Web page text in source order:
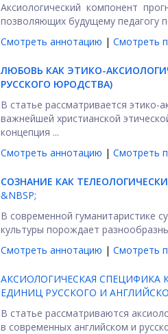
Аксиологический компонент
позволяющих будущему педагогу
Смотреть аннотацию | Смотреть
ЛЮБОВЬ КАК ЭТИКО-
РУССКОГО ЮРОДСТВА)
В статье рассматривается этико-
важнейшей христианской
концепция ...
Смотреть аннотацию | Смотреть
СОЗНАНИЕ КАК
&NBSP;
В современной гуманитаристике
культуры порождает
Смотреть аннотацию | Смотреть
АКСИОЛОГИЧЕСКАЯ СПЕЦИФИКА
ЕДИНИЦ РУССКОГО И
В статье рассматриваются
в современных английском и